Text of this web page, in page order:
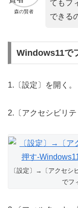
森の賢者
てもフ
できる
Windows11で
1.〔設定〕を開く。
2.〔アクセシビリ
〔設定〕→〔アクセシ
でフ